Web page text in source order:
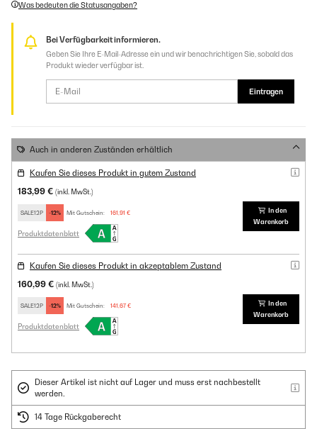
Was bedeuten die Statusangaben?
Bei Verfügbarkeit informieren.
Geben Sie Ihre E-Mail-Adresse ein und wir benachrichtigen Sie, sobald das
Produkt wieder verfügbar ist.
Eintragen
Auch in anderen Zuständen erhältlich
Kaufen Sie dieses Produkt in gutem Zustand
183,99 € (inkl. MwSt.)
SALE12P -12% Mit Gutschein: 161,91 €
Produktdatenblatt
In den
Warenkorb
Kaufen Sie dieses Produkt in akzeptablem Zustand
160,99 € (inkl. MwSt.)
SALE12P -12% Mit Gutschein: 141,67 €
Produktdatenblatt
In den
Warenkorb
Dieser Artikel ist nicht auf Lager und muss erst nachbestellt
werden.
14 Tage Rückgaberecht